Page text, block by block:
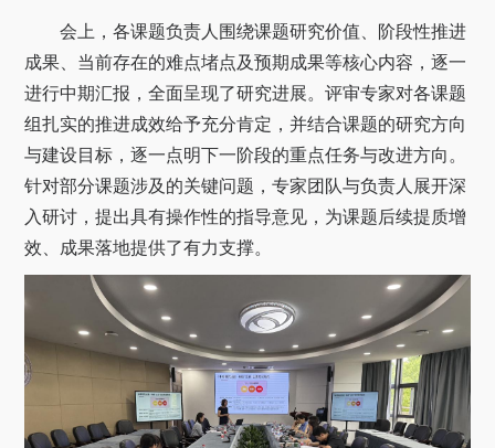
下载中心 联系我们 EN
会上，各课题负责人围绕课题研究价值、阶段性推进
成果、当前存在的难点堵点及预期成果等核心内容，逐一
进行中期汇报，全面呈现了研究进展。评审专家对各课题
组扎实的推进成效给予充分肯定，并结合课题的研究方向
与建设目标，逐一点明下一阶段的重点任务与改进方向。
针对部分课题涉及的关键问题，专家团队与负责人展开深
入研讨，提出具有操作性的指导意见，为课题后续提质增
效、成果落地提供了有力支撑。